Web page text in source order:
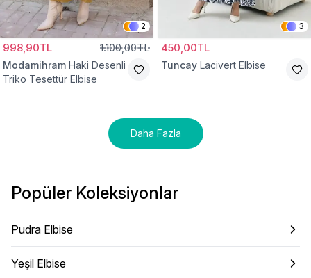
2
998,90TL 1.100,00TL
Modamihram Haki Desenli
Triko Tesettür Elbise
3
450,00TL
Tuncay Lacivert Elbise
Daha Fazla
Popüler Koleksiyonlar
Pudra Elbise
Yeşil Elbise